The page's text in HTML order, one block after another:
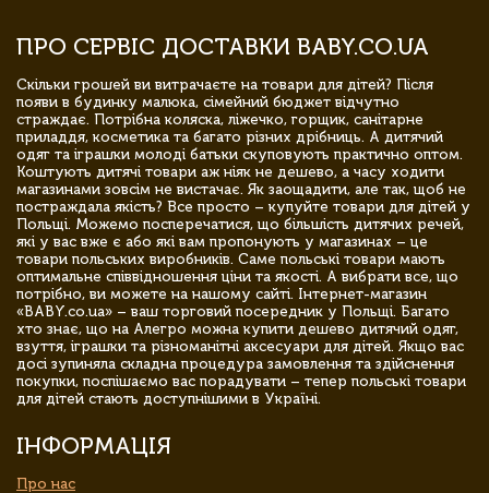
ПРО СЕРВІС ДОСТАВКИ BABY.CO.UA
Скільки грошей ви витрачаєте на товари для дітей? Після
появи в будинку малюка, сімейний бюджет відчутно
страждає. Потрібна коляска, ліжечко, горщик, санітарне
приладдя, косметика та багато різних дрібниць. А дитячий
одяг та іграшки молоді батьки скуповують практично оптом.
Коштують дитячі товари аж ніяк не дешево, а часу ходити
магазинами зовсім не вистачає. Як заощадити, але так, щоб не
постраждала якість? Все просто – купуйте товари для дітей у
Польщі. Можемо посперечатися, що більшість дитячих речей,
які у вас вже є або які вам пропонують у магазинах – це
товари польських виробників. Саме польські товари мають
оптимальне співвідношення ціни та якості. А вибрати все, що
потрібно, ви можете на нашому сайті. Інтернет-магазин
«BABY.co.ua» – ваш торговий посередник у Польщі. Багато
хто знає, що на Алегро можна купити дешево дитячий одяг,
взуття, іграшки та різноманітні аксесуари для дітей. Якщо вас
досі зупиняла складна процедура замовлення та здійснення
покупки, поспішаємо вас порадувати – тепер польські товари
для дітей стають доступнішими в Україні.
ІНФОРМАЦІЯ
Про нас